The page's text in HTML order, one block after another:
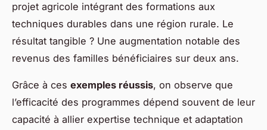
projet agricole intégrant des formations aux
techniques durables dans une région rurale. Le
résultat tangible ? Une augmentation notable des
revenus des familles bénéficiaires sur deux ans.
Grâce à ces exemples réussis, on observe que
l’efficacité des programmes dépend souvent de leur
capacité à allier expertise technique et adaptation